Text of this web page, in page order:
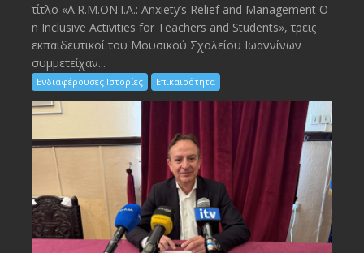
τίτλο «A.R.M.ON.I.A.: Anxiety’s Relief and Management O
n Inclusive Activities for Teachers and Students», τρεις
εκπαιδευτικοί του Μουσικού Σχολείου Ιωαννίνων
συμμετείχαν...
Ενδιαφέρουσες Ιστορίες Επικαιρότητα